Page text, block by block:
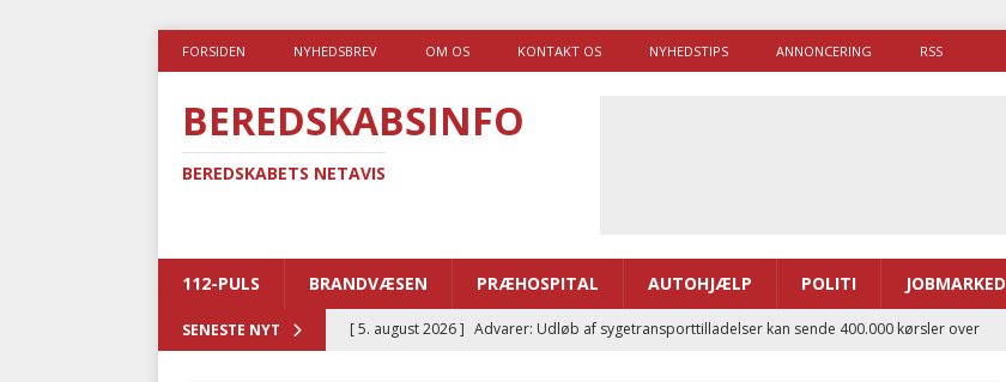
FORSIDEN NYHEDSBREV OM OS KONTAKT OS NYHEDSTIPS ANNONCERING RSS
BEREDSKABSINFO
BEREDSKABETS NETAVIS
112-PULS BRANDVÆSEN PRÆHOSPITAL AUTOHJÆLP POLITI JOBMARKED
SENESTE NYT [ 5. august 2026 ] Advarer: Udløb af sygetransporttilladelser kan sende 400.000 kørsler over